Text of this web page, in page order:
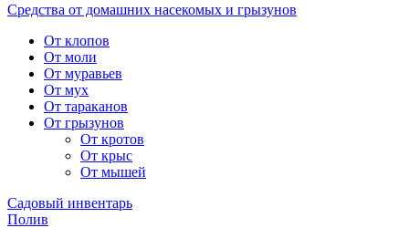
Средства от домашних насекомых и грызунов
От клопов
От моли
От муравьев
От мух
От тараканов
От грызунов
От кротов
От крыс
От мышей
Садовый инвентарь
Полив